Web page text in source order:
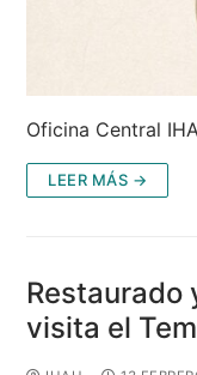
Oficina Central
LEER MÁS →
Restaurado
visita el